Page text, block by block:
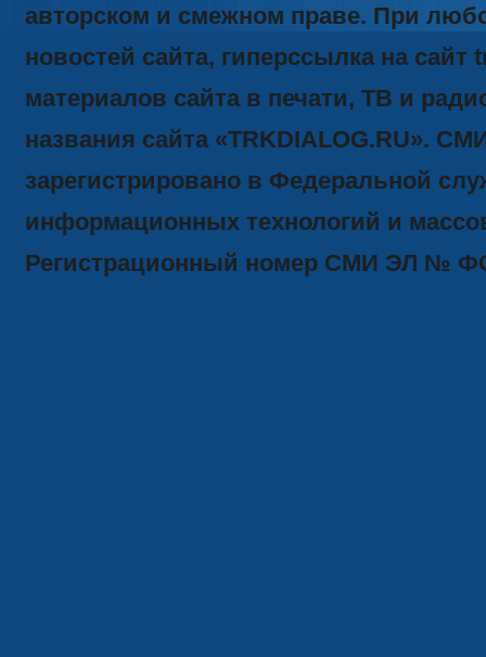
авторском и смежном праве. При
новостей сайта, гиперссылка на
материалов сайта в печати, ТВ и
названия сайта «TRKDIALOG.RU».
зарегистрировано в Федеральной
информационных технологий и
Регистрационный номер СМИ ЭЛ №